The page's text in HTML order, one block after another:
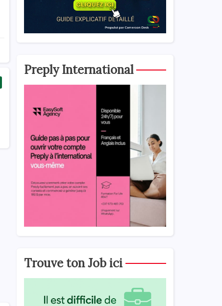
Preply International
Trouve ton Job ici